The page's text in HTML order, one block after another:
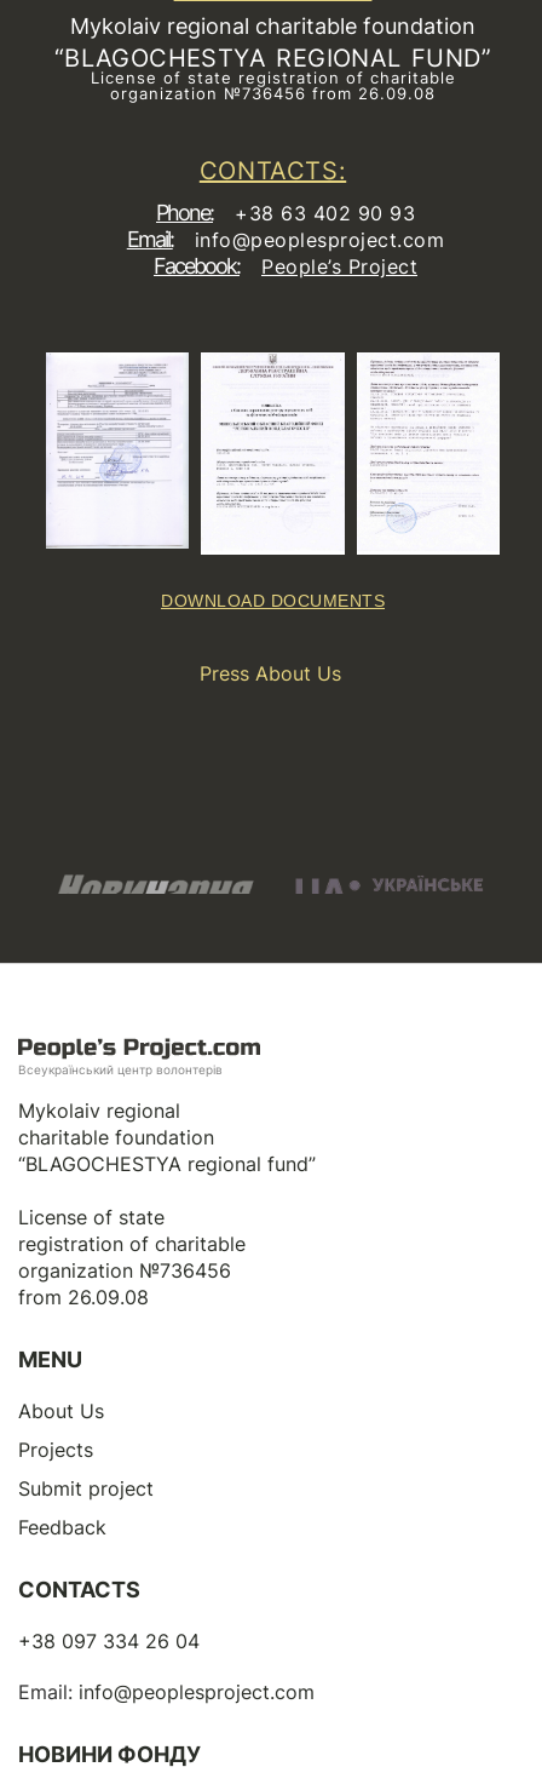
Mykolaiv regional charitable foundation
“BLAGOCHESTYA REGIONAL FUND”
License of state registration of сharitable
organization №736456 from 26.09.08
CONTACTS:
Phone: +38 63 402 90 93
Email: info@peoplesproject.com
Facebook: People’s Project
DOWNLOAD DOCUMENTS
Press About Us
Всеукраїнський центр волонтерів
Mykolaiv regional
charitable foundation
“BLAGOCHESTYA regional fund”
License of state
registration of сharitable
organization №736456
from 26.09.08
MENU
About Us
Projects
Submit project
Feedback
CONTACTS
+38 097 334 26 04
Email: info@peoplesproject.com
НОВИНИ ФОНДУ